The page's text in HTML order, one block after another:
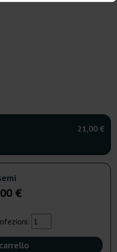
21,00 €
€